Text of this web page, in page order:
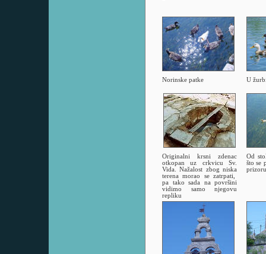
Norinske patke U
Originalni krsni zdenac
otkopan uz crkvicu Sv.
Vida. Nažalost zbog niska
terena morao se zatrpati,
pa tako sada na površini
vidimo samo njegovu
repliku
Od
što se
prizoru